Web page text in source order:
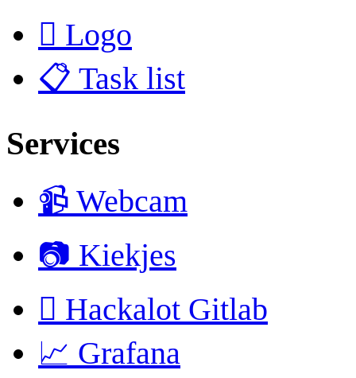
 Logo
📋 Task list
Services
📹 Webcam
📷 Kiekjes
 Hackalot Gitlab
📈 Grafana